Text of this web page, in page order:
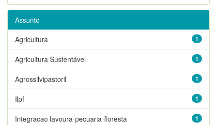
Assunto
1
Agricultura
1
Agricultura Sustentável
1
Agrossilvipastoril
1
Ilpf
1
Integracao lavoura-pecuaria-floresta